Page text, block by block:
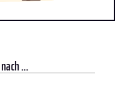
nach ...